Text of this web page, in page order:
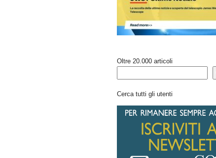
Oltre 20.000 articoli
Cerca tutti gli utenti